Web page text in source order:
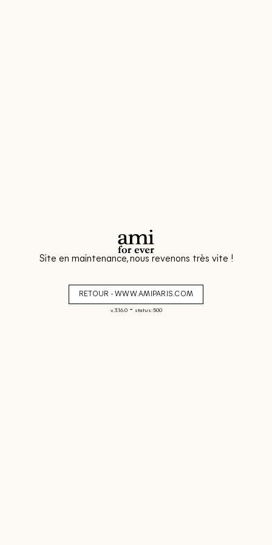
Site en maintenance, nous revenons très vite !
RETOUR - WWW.AMIPARIS.COM
v. 3.16.0- status: 500